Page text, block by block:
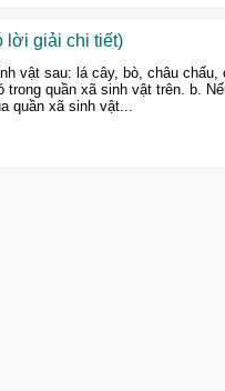
lời giải chi tiết)
vật sau: lá cây, bò, châu
quần xã sinh vật trên. b.
quần xã sinh vật...